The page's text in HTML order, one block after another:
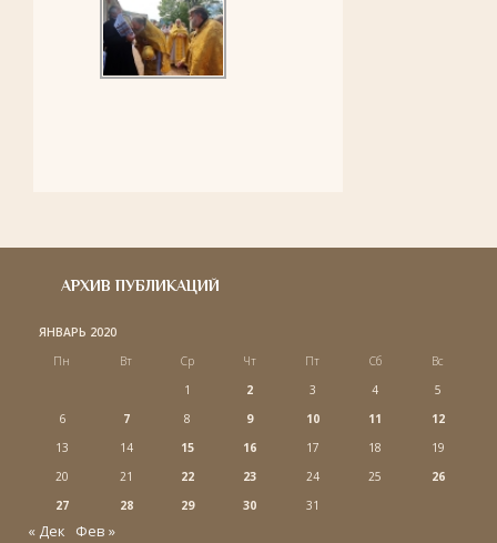
АРХИВ ПУБЛИКАЦИЙ
ЯНВАРЬ 2020
Пн
Вт Ср Чт Пт Сб
Вс
1
2 3 4
5
6
7 8 9 10 11
12
13
14 15 16 17 18
19
20
21 22 23 24 25
26
27
28 29 30 31
« Дек Фев »